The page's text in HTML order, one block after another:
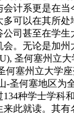
计系更是在当
可以在其所
司甚至在学
。无论是加州
圣何塞州立
何塞州立大学
-圣何塞地区为
种学士学科
来此就读。其